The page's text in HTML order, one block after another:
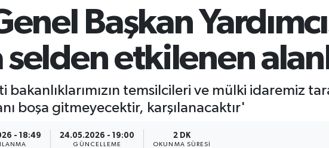
BİST100
Başkan
etkilenen
temsilcileri ve mülki idaremiz
boşa gitmeyecektir, karşılanacaktır'
- 18:49 24.05.2026 - 19:00
GÜNCELLEME
2 DK
OKUNMA SÜRESI